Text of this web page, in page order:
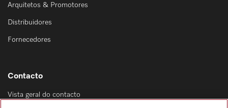
Arquitetos & Promotores
Distribuidores
Fornecedores
Contacto
Vista geral do contacto